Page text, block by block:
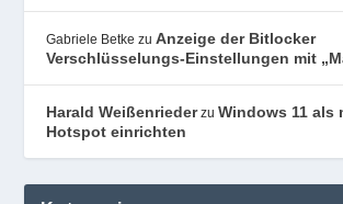
Gabriele Betke zuAnzeige der Bitlocker
Verschlüsselungs-Einstellungen mit
Harald WeißenriederzuWindows 11 als
Hotspot einrichten